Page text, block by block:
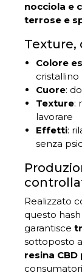
nocciola e
terrose e
Texture,
Colore
cristallino
Cuore:
Texture:
lavorare
Effetti:
senza
Realizzato
questo
garantisce
sottoposto
resina